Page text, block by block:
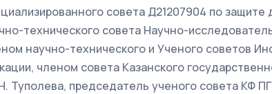
совета Д21207904 по защите
технического совета Научно-
научно-технического и Ученого советов
членом совета Казанского
Туполева, председатель ученого совета КФ